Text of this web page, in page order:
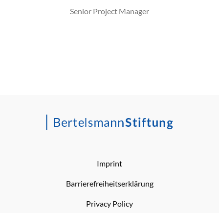
Senior Project Manager
Imprint
Barrierefreiheitserklärung
Privacy Policy